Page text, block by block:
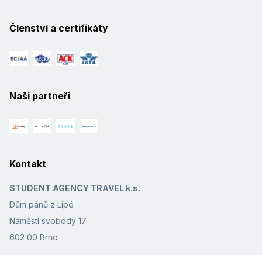
Členství a certifikáty
Naši partneři
Kontakt
STUDENT AGENCY TRAVEL k.s.
Dům pánů z Lipé
Náměstí svobody 17
602 00 Brno